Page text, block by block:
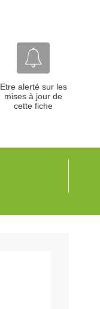
Etre alerté sur les
mises à jour de
cette fiche